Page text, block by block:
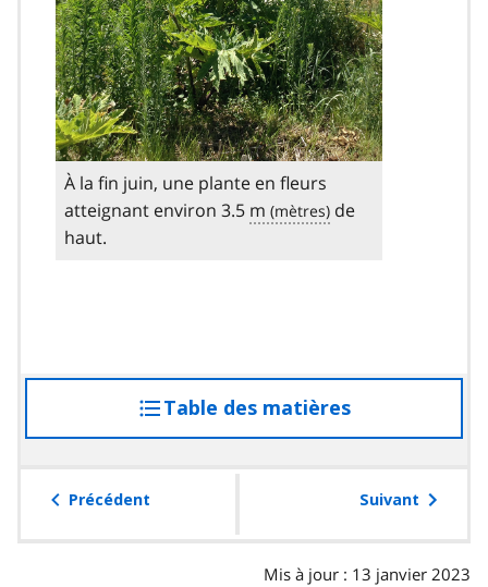
À la fin juin, une plante en fleurs
atteignant environ 3.5 m
de
haut.
Table des matières
à
table
Précédent Suivant
Mis à jour : 13 janvier 2023